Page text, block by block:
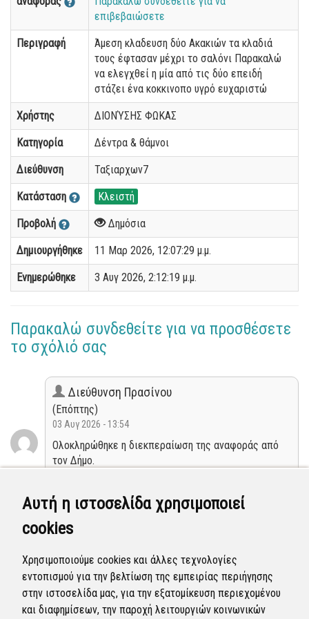
Αυτή η ιστοσελίδα χρησιμοποιεί
cookies
Χρησιμοποιούμε cookies και άλλες τεχνολογίες
εντοπισμού για την βελτίωση της εμπειρίας περιήγησης
στην ιστοσελίδα μας, για την εξατομίκευση περιεχομένου
και διαφημίσεων, την παροχή λειτουργιών κοινωνικών
επιβεβαιώσετε
Περιγραφή
Άμεση κλαδευση δύο Ακακιών τα κλαδιά
τους έφτασαν μέχρι το σαλόνι Παρακαλώ
να ελεγχθεί η μία από τις δύο επειδή
στάζει ένα κοκκινοπο υγρό ευχαριστώ
Χρήστης ΔΙΟΝΎΣΗΣ ΦΩΚΑΣ
Κατηγορία Δέντρα & θάμνοι
Διεύθυνση Ταξιαρχων7
Κατάσταση Κλειστή
Προβολή Δημόσια
Δημιουργήθηκε 11 Μαρ 2026, 12:07:29 μ.μ.
Ενημερώθηκε 3 Αυγ 2026, 2:12:19 μ.μ.
Παρακαλώ συνδεθείτε για να προσθέσετε
το σχόλιό σας
Διεύθυνση Πρασίνου
(Επόπτης)
03 Αυγ 2026 - 13:54
Ολοκληρώθηκε η διεκπεραίωση της αναφοράς από
τον Δήμο.
Διεύθυνση Πρασίνου
(Επόπτης)
11 Μαρ 2026 - 14:35
Η αναφορά προγραμματίστηκε να επιλυθεί.